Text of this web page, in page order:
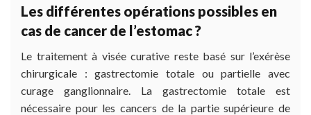
Les différentes opérations possibles en
cas de cancer de l’estomac ?
Le traitement à visée curative reste basé sur l’exérèse
chirurgicale : gastrectomie totale ou partielle avec
curage ganglionnaire. La gastrectomie totale est
nécessaire pour les cancers de la partie supérieure de